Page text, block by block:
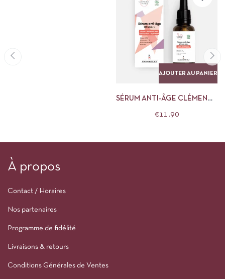
AJOUTER AU PANIER
SÉRUM ANTI-ÂGE CLÉMENCE
€11,90
À propos
Contact / Horaires
Nos partenaires
Programme de fidélité
Livraisons & retours
Conditions Générales de Ventes